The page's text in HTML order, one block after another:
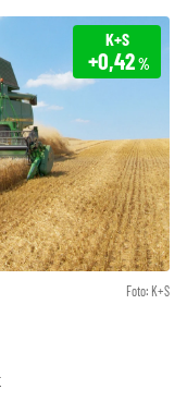
Foto: K+S
K+S
+0,42%